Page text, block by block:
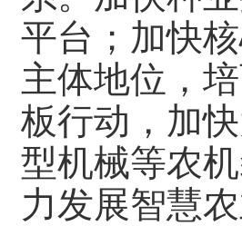
平台；加快
主体地位，
板行动，加
型机械等农
力发展智慧